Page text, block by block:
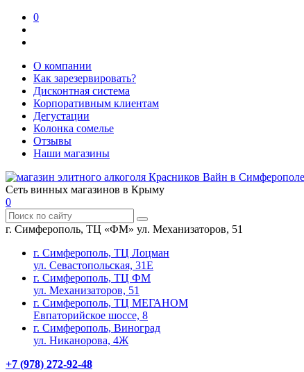
0
О компании
Как зарезервировать?
Дисконтная система
Корпоративным клиентам
Дегустации
Колонка сомелье
Отзывы
Наши магазины
Сеть винных магазинов в Крыму
0
г. Симферополь, ТЦ «ФМ» ул. Механизаторов, 51
г. Симферополь, ТЦ Лоцман
ул. Севастопольская, 31Е
г. Симферополь, ТЦ ФМ
ул. Механизаторов, 51
г. Симферополь, ТЦ МЕГАНОМ
Евпаторийское шоссе, 8
г. Симферополь, Виноград
ул. Никанорова, 4Ж
+7 (978) 272-92-48